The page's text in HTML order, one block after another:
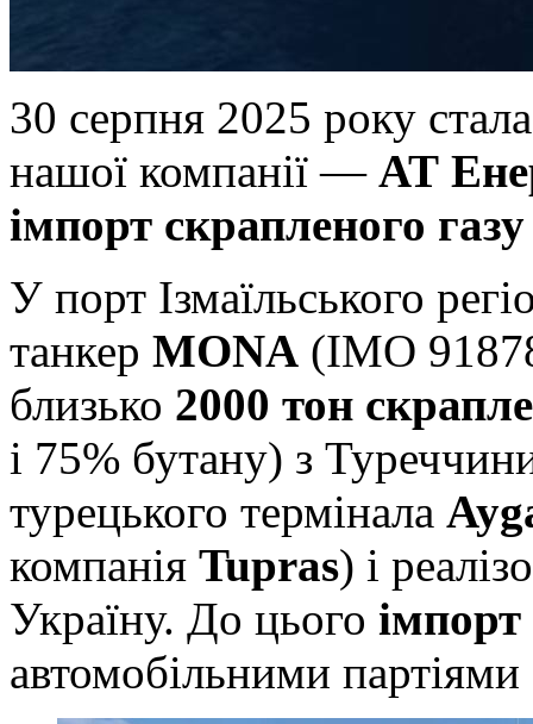
30 серпня 2025 року
нашої компанії — АТ
імпорт скрапленого
У порт Ізмаїльського
танкер MONA (IMO
близько 2000 тон
і 75% бутану) з
турецького термінала
компанія Tupras) і
Україну. До цього імпорт
автомобільними